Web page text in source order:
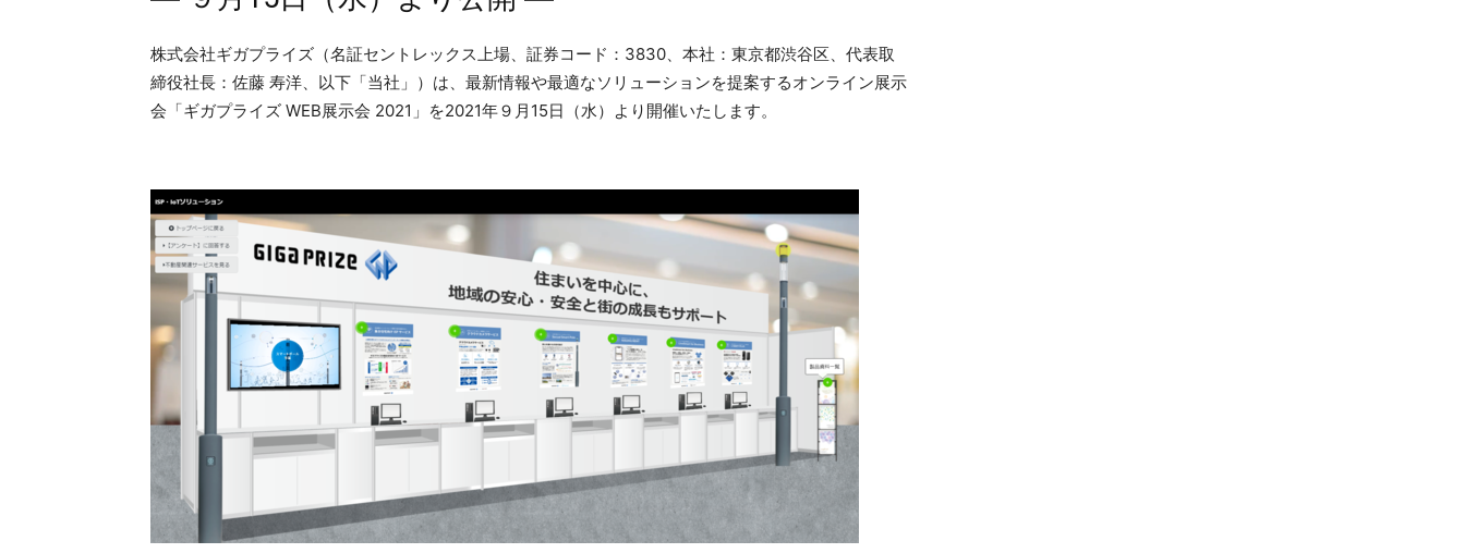
株式会社ギガプライズ（名証セントレックス上場、証券コード：3830、本社：東京都渋谷区、代表取
締役社長：佐藤 寿洋、以下「当社」）は、最新情報や最適なソリューションを提案するオンライン展示
会「ギガプライズ WEB展示会 2021」を2021年９月15日（水）より開催いたします。